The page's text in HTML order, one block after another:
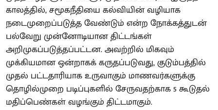
காலத்தில், சமூகநீதியை கல்வியின் வழியாக
நடைமுறைப்படுத்த வேண்டும் என்ற நோக்கத்துடன்
பல்வேறு முன்னோடியான திட்டங்கள்
அறிமுகப்படுத்தப்பட்டன. அவற்றில் மிகவும்
முக்கியமான ஒன்றாகக் கருதப்படுவது, குடும்பத்தில்
முதல் பட்டதாரியாக உருவாகும் மாணவர்களுக்கு
தொழில்முறை படிப்புகளில் சேருவதற்காக 5 கூடுதல்
மதிப்பெண்கள் வழங்கும் திட்டமாகும்.